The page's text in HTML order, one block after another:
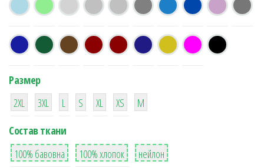
Размер
38
2XL
16
3XL
42
L
42
S
42
XL XS
М
Состав ткани
8
100% бавовна
36
100% хлопок
2
нейлон